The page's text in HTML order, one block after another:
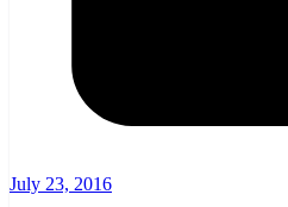
July 23, 2016